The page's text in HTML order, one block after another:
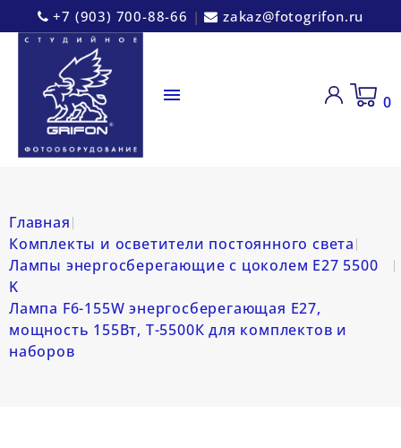
+7 (903) 700-88-66 | zakaz@fotogrifon.ru
 0
Главная
Комплекты и осветители постоянного света
Лампы энергосберегающие с цоколем E27 5500
K
Лампа F6-155W энергосберегающая Е27,
мощность 155Вт, Т-5500К для комплектов и
наборов